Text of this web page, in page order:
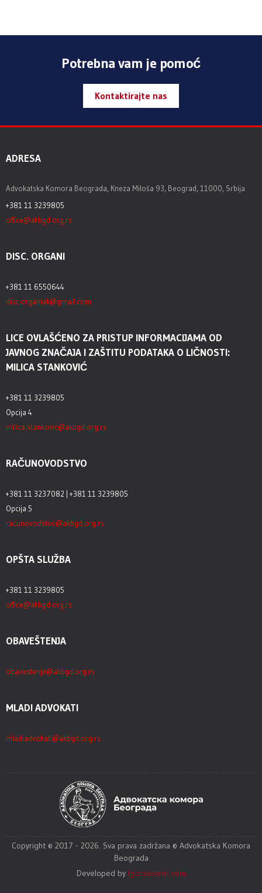
Potrebna vam je pomoć
Kontaktirajte nas
ADRESA
Advokatska Komora Beograda, Kneza Miloša 93, Beograd, 11000, Srbija
+381 11 3239805
office@akbgd.org.rs
DISC. ORGANI
+381 11 6550644
disc.organiak@gmail.com
LICE OVLAŠĆENO ZA PRISTUP INFORMACIJAMA OD
JAVNOG ZNAČAJA I ZAŠTITU PODATAKA O LIČNOSTI:
MILICA STANKOVIĆ
+381 11 3239805
Opcija 4
milica.stankovic@akbgd.org.rs
RAČUNOVODSTVO
+381 11 3237082 | +381 11 3239805
Opcija 5
racunovodstvo@akbgd.org.rs
OPŠTA SLUŽBA
+381 11 3239805
office@akbgd.org.rs
OBAVEŠTENJA
obavestenje@akbgd.org.rs
MLADI ADVOKATI
mladiadvokati@akbgd.org.rs
Copyright © 2017 - 2026. Sva prava zadržana © Advokatska Komora
Beograda
Developed by igorsebesic.com